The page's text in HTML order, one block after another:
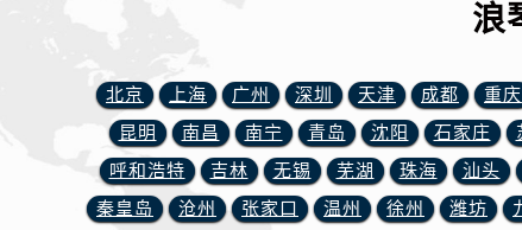
辽宁省朝阳市双塔区新华路浪琴售
辽宁省抚顺市新抚区东一路浪琴售
辽宁省阜新市海州区解放大街浪琴
辽宁省葫芦岛市连山区中央路浪琴
辽宁省锦州市古塔区中央大街浪琴
辽宁省辽阳市白塔区新运大街浪琴
浪
北京 上海 广州 深圳 天津 成都 重庆
昆明
南昌 南宁 青岛 沈阳 石家庄
呼和浩特
吉林 无锡 芜湖 珠海 汕头
秦皇岛
沧州 张家口 温州 徐州 潍坊